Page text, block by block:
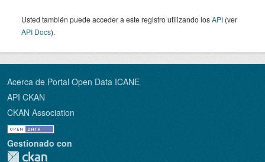
Usted también puede acceder a este registro utilizando losAPI (ver
API Docs).
Acerca de Portal Open Data ICANE
API CKAN
CKAN Association
Gestionado con